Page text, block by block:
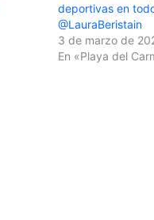
deportivas en
@LauraBeristain
3 de marzo de
En «Playa del